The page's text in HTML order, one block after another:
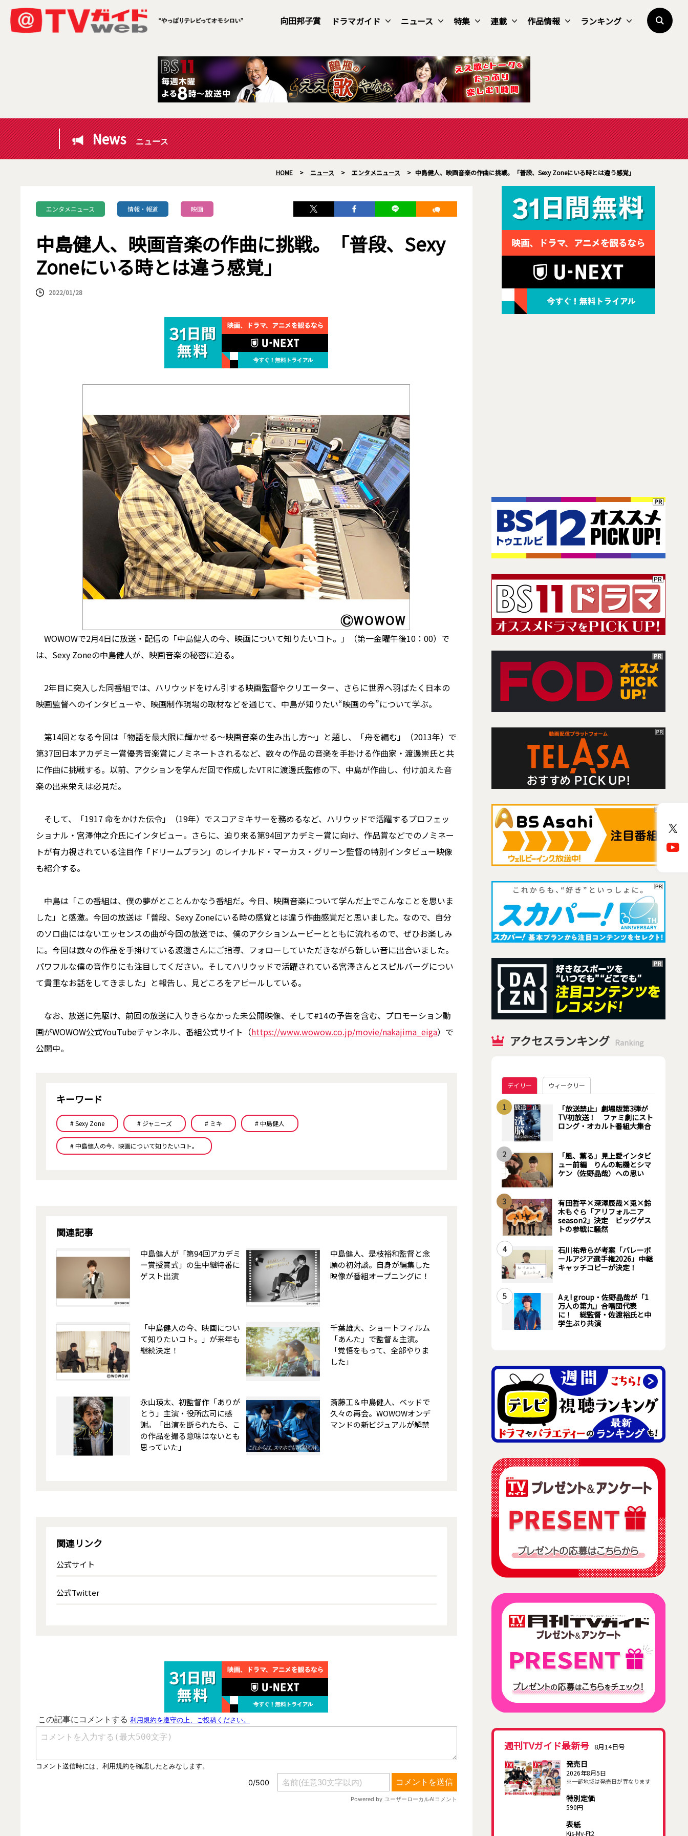
向田邦子賞 ドラマガイド ニュース 特集 連載 作品情報 ランキング
News ニュース
HOME > ニュース > エンタメニュース > 中島健人、映画音楽の作曲に挑戦。「普段、Sexy Zoneにいる時とは違う感覚」
エンタメニュース 情報・報道 映画
中島健人、映画音楽の作曲に挑戦。「普段、Sexy
Zoneにいる時とは違う感覚」
2022/01/28
WOWOWで2月4日に放送・配信の「中島健人の今、映画について知りたいコト。」（第一金曜午後10：00）で
は、Sexy Zoneの中島健人が、映画音楽の秘密に迫る。
2年目に突入した同番組では、ハリウッドをけん引する映画監督やクリエーター、さらに世界へ羽ばたく日本の
映画監督へのインタビューや、映画制作現場の取材などを通じて、中島が知りたい“映画の今”について学ぶ。
第14回となる今回は「物語を最大限に輝かせる～映画音楽の生み出し方～」と題し、「舟を編む」（2013年）で
第37回日本アカデミー賞優秀音楽賞にノミネートされるなど、数々の作品の音楽を手掛ける作曲家・渡邊崇氏と共
に作曲に挑戦する。以前、アクションを学んだ回で作成したVTRに渡邊氏監修の下、中島が作曲し、付け加えた音
楽の出来栄えは必見だ。
そして、「1917 命をかけた伝令」（19年）でスコアミキサーを務めるなど、ハリウッドで活躍するプロフェッ
ショナル・宮澤伸之介氏にインタビュー。さらに、迫り来る第94回アカデミー賞に向け、作品賞などでのノミネー
トが有力視されている注目作「ドリームプラン」のレイナルド・マーカス・グリーン監督の特別インタビュー映像
も紹介する。
中島は「この番組は、僕の夢がとことんかなう番組だ。今日、映画音楽について学んだ上でこんなことを思いま
した」と感激。今回の放送は「普段、Sexy Zoneにいる時の感覚とは違う作曲感覚だと思いました。なので、自分
のソロ曲にはないエッセンスの曲が今回の放送では、僕のアクションムービーとともに流れるので、ぜひお楽しみ
に。今回は数々の作品を手掛けている渡邊さんにご指導、フォローしていただきながら新しい音に出合いました。
パワフルな僕の音作りにも注目してください。そしてハリウッドで活躍されている宮澤さんとスピルバーグについ
て貴重なお話をしてきました」と報告し、見どころをアピールしている。
なお、放送に先駆け、前回の放送に入りきらなかった未公開映像、そして#14の予告を含む、プロモーション動
画がWOWOW公式YouTubeチャンネル、番組公式サイト（https://www.wowow.co.jp/movie/nakajima_eiga）で
公開中。
キーワード
# Sexy Zone # ジャニーズ # ミキ # 中島健人
# 中島健人の今、映画について知りたいコト。
関連記事
中島健人が「第94回アカデミ
ー賞授賞式」の生中継特番に
ゲスト出演
中島健人、是枝裕和監督と念
願の初対談。自身が編集した
映像が番組オープニングに！
「中島健人の今、映画につい
て知りたいコト。」が来年も
継続決定！
千葉雄大、ショートフィルム
「あんた」で監督＆主演。
「覚悟をもって、全部やりま
した」
永山瑛太、初監督作「ありが
とう」主演・役所広司に感
謝。「出演を断られたら、こ
の作品を撮る意味はないとも
思っていた」
斎藤工＆中島健人、ベッドで
久々の再会。WOWOWオンデ
マンドの新ビジュアルが解禁
関連リンク
公式サイト
公式Twitter
アクセスランキング Ranking
デイリー ウィークリー
1
「放送禁止」劇場版第3弾が
TV初放送！ ファミ劇にスト
ロング・オカルト番組大集合
2
「風、薫る」見上愛インタビ
ュー前編 りんの転機とシマ
ケン（佐野晶哉）への思い
3
有田哲平×深澤辰哉×兎×鈴
木もぐら「アリフォルニア
season2」決定 ビッグゲス
トの参戦に騒然
4
石川祐希らが考案「バレーボ
ールアジア選手権2026」中継
キャッチコピーが決定！
5
Aぇ! group・佐野晶哉が「1
万人の第九」合唱団代表
に！ 総監督・佐渡裕氏と中
学生ぶり共演
週刊TVガイド最新号 8月14日号
発売日
2026年8月5日
※一部地域は発売日が異なります
特別定価
590円
表紙
Kis-My-Ft2